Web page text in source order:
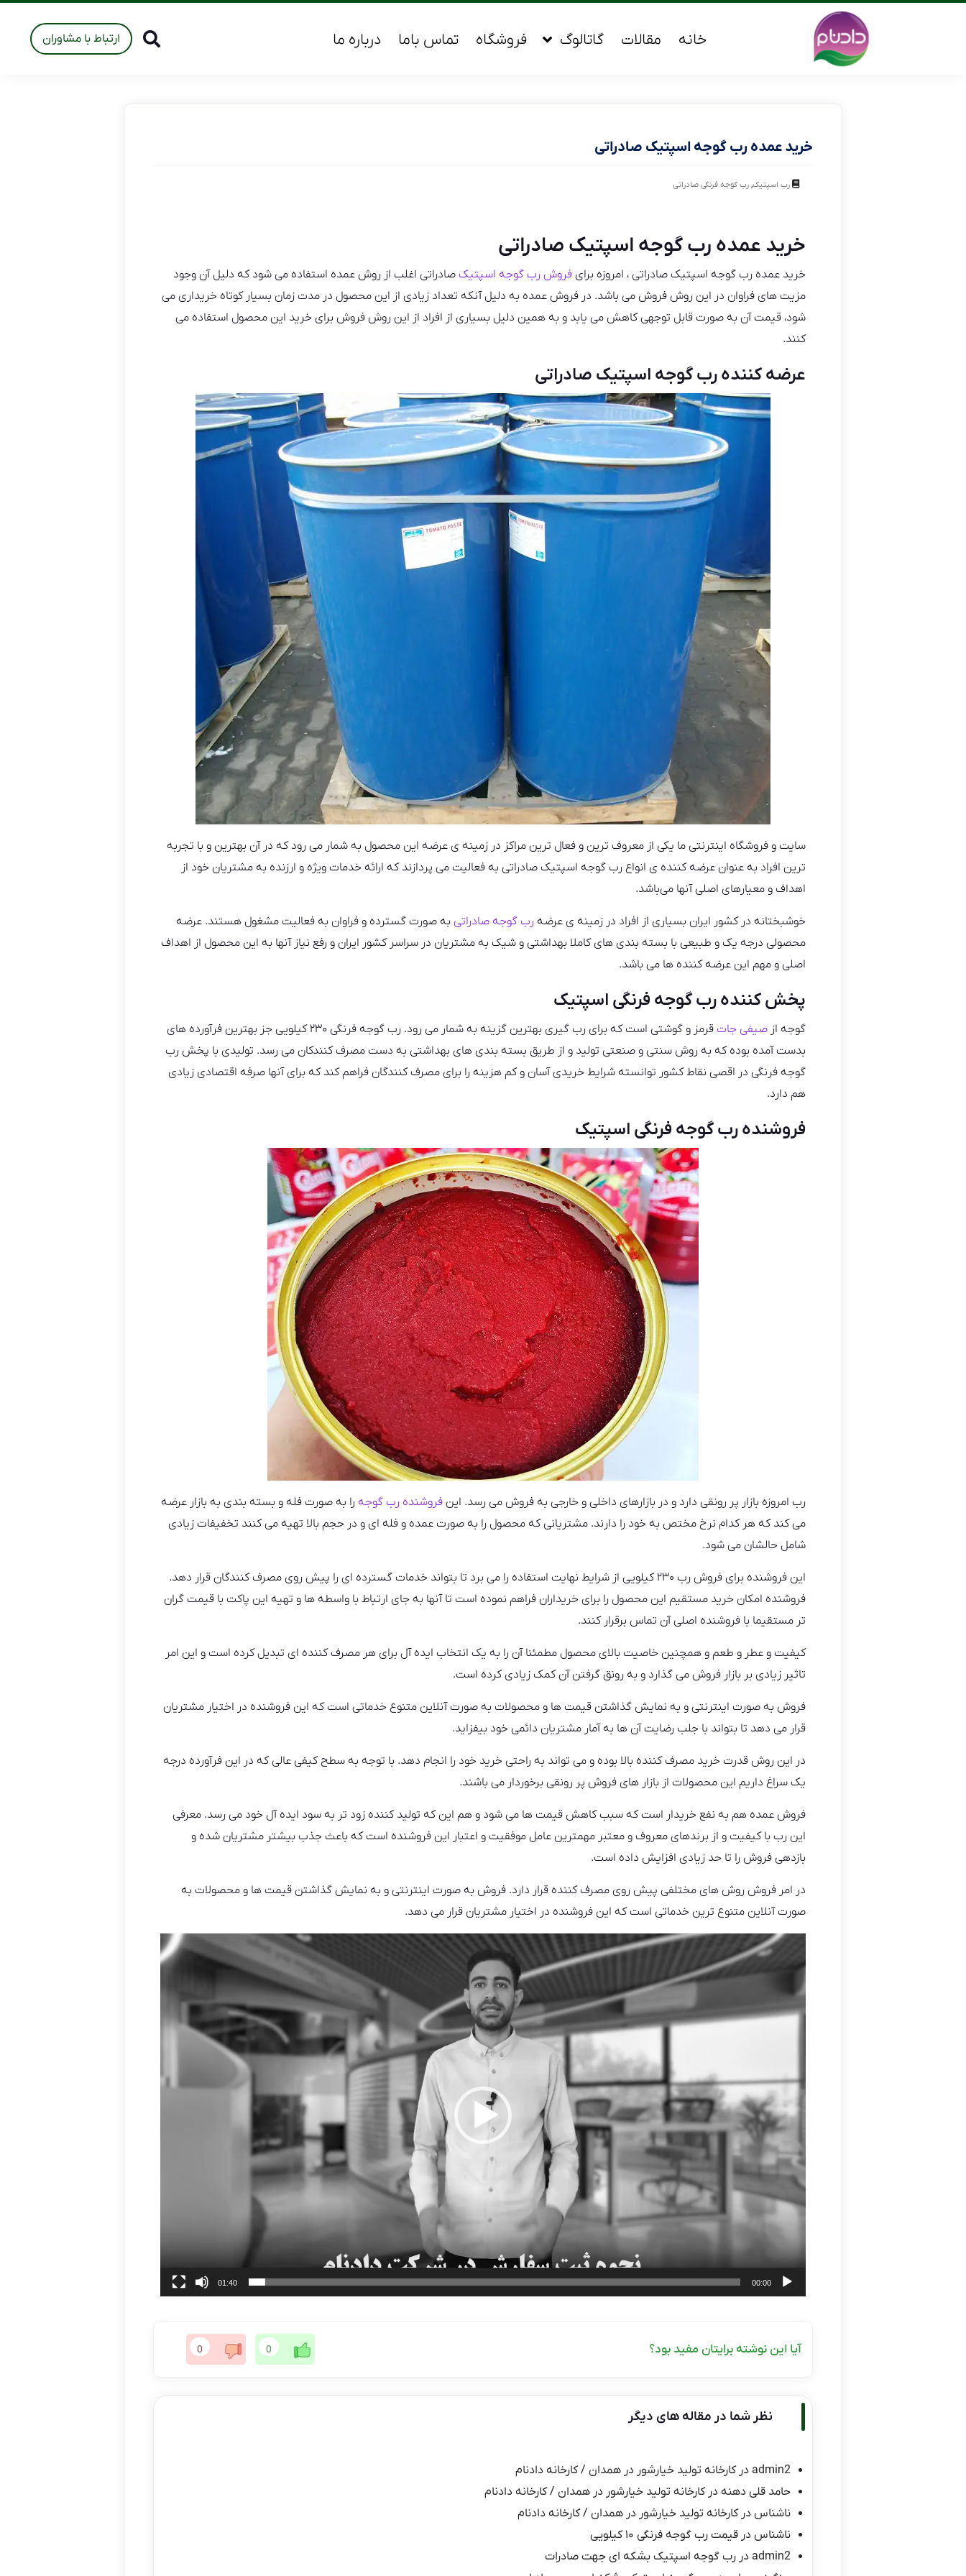
خانه مقالات گاتالوگ فروشگاه تماس باما درباره ما ارتباط با مشاوران
خرید عمده رب گوجه اسپتیک صادراتی
رب اسپتیک, رب گوجه فرنگی صادراتی
خرید عمده رب گوجه اسپتیک صادراتی
خرید عمده رب گوجه اسپتیک صادراتی ، امروزه برای فروش رب گوجه اسپتیک صادراتی اغلب از روش عمده استفاده می شود که دلیل آن وجود
مزیت های فراوان در این روش فروش می باشد. در فروش عمده به دلیل آنکه تعداد زیادی از این محصول در مدت زمان بسیار کوتاه خریداری می
شود، قیمت آن به صورت قابل توجهی کاهش می یابد و به همین دلیل بسیاری از افراد از این روش فروش برای خرید این محصول استفاده می
کنند.
عرضه کننده رب گوجه اسپتیک صادراتی
سایت و فروشگاه اینترنتی ما یکی از معروف ترین و فعال ترین مراکز در زمینه ی عرضه این محصول به شمار می رود که در آن بهترین و با تجربه
ترین افراد به عنوان عرضه کننده ی انواع رب گوجه اسپتیک صادراتی به فعالیت می پردازند که ارائه خدمات ویژه و ارزنده به مشتریان خود از
اهداف و معیارهای اصلی آنها می‌باشد.
خوشبختانه در کشور ایران بسیاری از افراد در زمینه ی عرضه رب گوجه صادراتی به صورت گسترده و فراوان به فعالیت مشغول هستند. عرضه
محصولی درجه یک و طبیعی با بسته بندی های کاملا بهداشتی و شیک به مشتریان در سراسر کشور ایران و رفع نیاز آنها به این محصول از اهداف
اصلی و مهم این عرضه کننده ها می باشد.
پخش کننده رب گوجه فرنگی اسپتیک
گوجه از صیفی جات
قرمز و گوشتی است که برای رب گیری بهترین گزینه به شمار می رود.‌ رب گوجه فرنگی ۲۳۰ کیلویی جز بهترین فرآورده های
بدست آمده بوده که به روش سنتی و صنعتی تولید و از طریق بسته بندی های بهداشتی به دست مصرف کنندکان می رسد. تولیدی با پخش رب
گوجه فرنگی در اقصی نقاط کشور توانسته شرایط خریدی آسان و کم هزینه را برای مصرف کنندگان فراهم کند که برای آنها صرفه اقتصادی زیادی
هم دارد.
فروشنده رب گوجه فرنگی اسپتیک
رب امروزه بازار پر رونقی دارد و در بازارهای داخلی و خارجی به فروش می رسد. این فروشنده رب گوجه را به صورت فله و بسته بندی به بازار عرضه
می کند که هر کدام نرخ مختص به خود را دارند. مشتریانی که محصول را به صورت عمده و فله ای و در حجم بالا تهیه می کنند تخفیفات زیادی
شامل حالشان می شود.
این فروشنده برای فروش رب ۲۳۰ کیلویی از شرایط نهایت استفاده را می برد تا بتواند خدمات گسترده ای را پیش روی مصرف کنندگان قرار دهد.
فروشنده امکان خرید مستقیم این محصول را برای خریداران فراهم نموده است تا آنها به جای ارتباط با واسطه ها و تهیه این پاکت با قیمت گران
تر مستقیما با فروشنده اصلی آن تماس برقرار کنند.
کیفیت و عطر و طعم و همچنین خاصیت بالای محصول مطمئنا آن را به یک انتخاب ایده آل برای هر مصرف کننده ای تبدیل کرده است و این امر
تاثیر زیادی بر بازار فروش می گذارد و به رونق گرفتن آن کمک زیادی کرده است.‌
فروش به صورت اینترنتی و به نمایش گذاشتن قیمت ها و محصولات به صورت آنلاین متنوع خدماتی است که این فروشنده در اختیار مشتریان
قرار می دهد تا بتواند با جلب رضایت آن ها به آمار مشتریان دائمی خود بیفزاید.
در این روش قدرت خرید مصرف کننده بالا بوده و می تواند به راحتی خرید خود را انجام دهد. با توجه به سطح کیفی عالی که در این فرآورده درجه
یک سراغ داریم این محصولات از بازار های فروش پر رونقی برخوردار می باشند.
فروش عمده هم به نفع خریدار است که سبب کاهش قیمت ها می شود و هم این که تولید کننده زود تر به سود ایده آل خود می رسد. معرفی
این رب با کیفیت و از برندهای معروف و معتبر مهمترین عامل موفقیت و اعتبار این فروشنده است که باعث جذب بیشتر مشتریان شده و
بازدهی فروش را تا حد زیادی افزایش داده است.
در امر فروش روش های مختلفی پیش روی مصرف کننده قرار دارد. فروش به صورت اینترنتی و به نمایش گذاشتن قیمت ها و محصولات به
صورت آنلاین متنوع ترین خدماتی است که این فروشنده در اختیار مشتریان قرار می دهد.
نمایشگر
ویدیو
00:00
01:40
آیا این نوشته برایتان مفید بود؟ 0
0
نظر شما در مقاله های دیگر
admin2 درکارخانه تولید خیارشور در همدان / کارخانه دادنام
حامد قلی دهنه درکارخانه تولید خیارشور در همدان / کارخانه دادنام
ناشناس درکارخانه تولید خیارشور در همدان / کارخانه دادنام
ناشناس در قیمت رب گوجه فرنگی ۱۰ کیلویی
admin2 در رب گوجه اسپتیک بشکه ای جهت صادرات